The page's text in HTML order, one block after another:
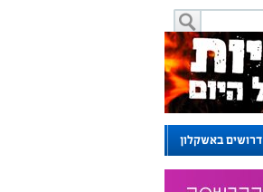
דרושים באשקלון